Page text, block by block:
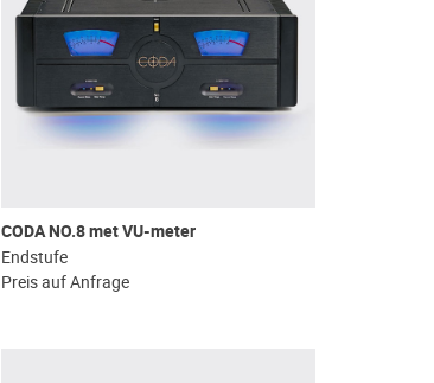
CODA NO.8 met VU-meter
Endstufe
Preis auf Anfrage